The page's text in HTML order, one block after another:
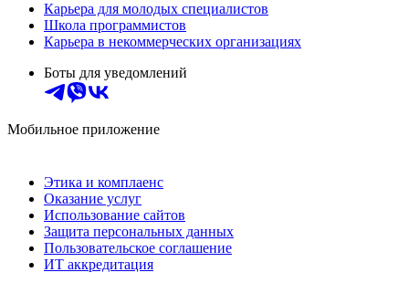
Карьера для молодых специалистов
Школа программистов
Карьера в некоммерческих организациях
Боты для уведомлений
Мобильное приложение
Этика и комплаенс
Оказание услуг
Использование сайтов
Защита персональных данных
Пользовательское соглашение
ИТ аккредитация